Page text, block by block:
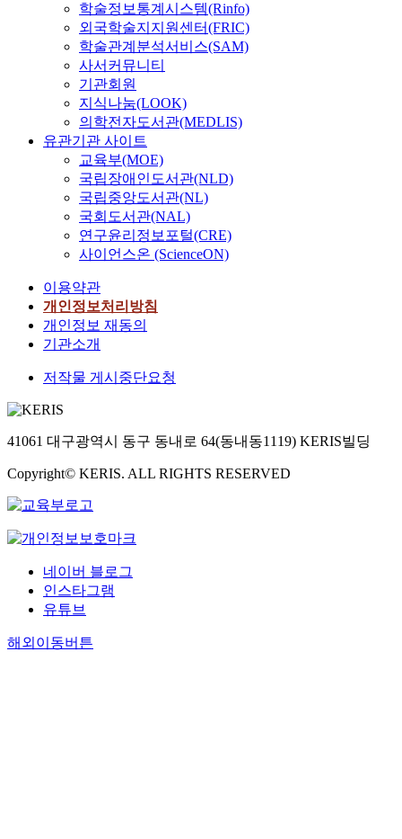
학술정보통계시스템(Rinfo)
외국학술지지원센터(FRIC)
학술관계분석서비스(SAM)
사서커뮤니티
기관회원
지식나눔(LOOK)
의학전자도서관(MEDLIS)
유관기관 사이트
교육부(MOE)
국립장애인도서관(NLD)
국립중앙도서관(NL)
국회도서관(NAL)
연구윤리정보포털(CRE)
사이언스온 (ScienceON)
이용약관
개인정보처리방침
개인정보 재동의
기관소개
저작물 게시중단요청
41061 대구광역시 동구 동내로 64(동내동1119) KERIS빌딩
Copyright© KERIS. ALL RIGHTS RESERVED
네이버 블로그
인스타그램
유튜브
해외이동버튼